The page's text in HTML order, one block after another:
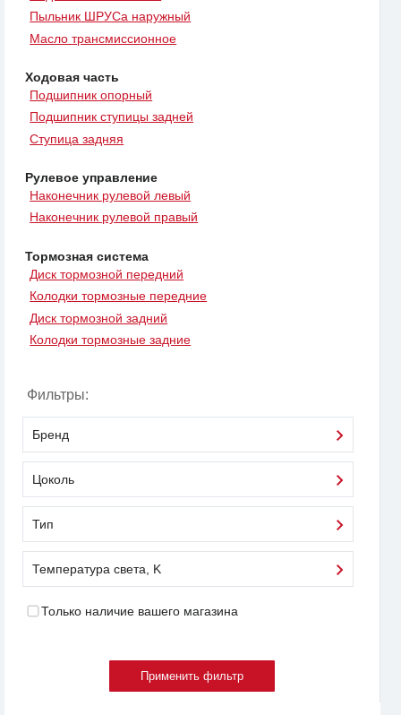
Пыльник ШРУСа наружный
Масло трансмиссионное
Ходовая часть
Подшипник опорный
Подшипник ступицы задней
Ступица задняя
Рулевое управление
Наконечник рулевой левый
Наконечник рулевой правый
Тормозная система
Диск тормозной передний
Колодки тормозные передние
Диск тормозной задний
Колодки тормозные задние
Фильтры:
Бренд
Цоколь
Тип
Температура света, K
Только наличие вашего магазина